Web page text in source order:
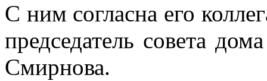
С ним согласна его
председатель совета
Смирнова.